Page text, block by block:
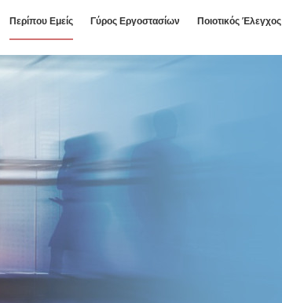
Περίπου Εμείς Γύρος Εργοστασίων Ποιοτικός Έλεγχος